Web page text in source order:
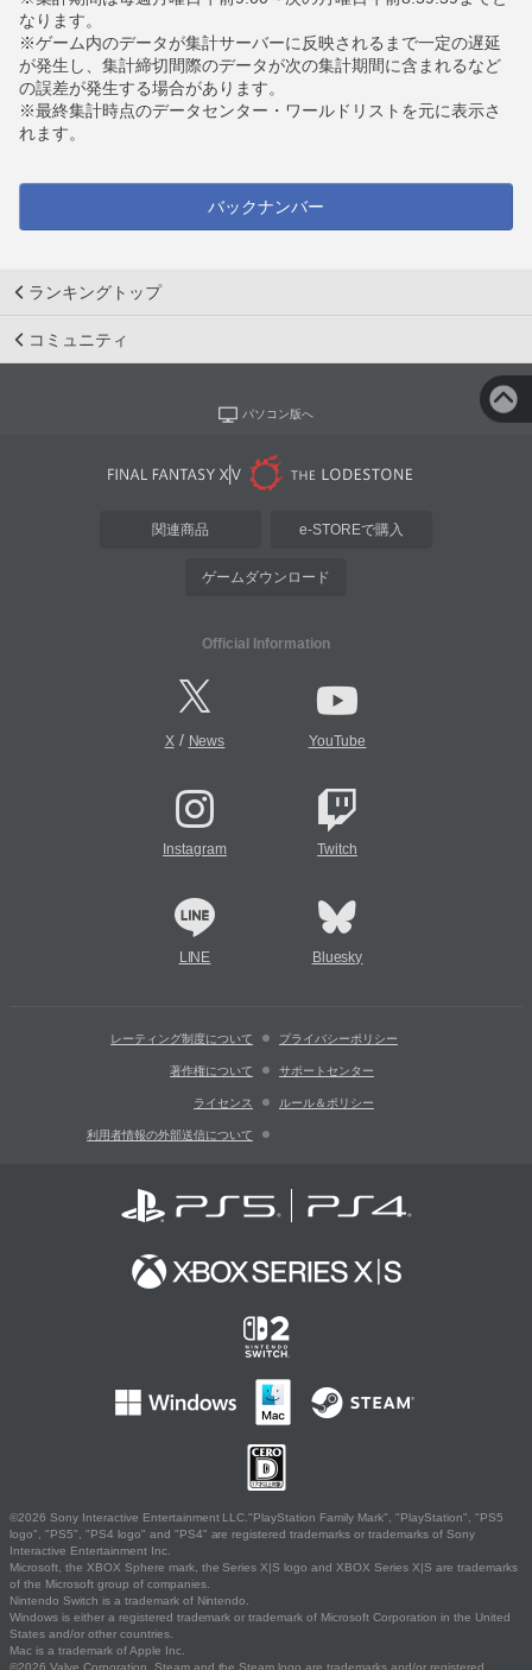
なります。
※ゲーム内のデータが集計サーバーに反映されるまで一定の遅延
が発生し、集計締切間際のデータが次の集計期間に含まれるなど
の誤差が発生する場合があります。
※最終集計時点のデータセンター・ワールドリストを元に表示さ
れます。
バックナンバー
ランキングトップ
コミュニティ
パソコン版へ
関連商品 e-STOREで購入
ゲームダウンロード
Official Information
X/ News YouTube
Instagram Twitch
LINE Bluesky
レーティング制度について プライバシーポリシー
著作権について サポートセンター
ライセンス ルール＆ポリシー
利用者情報の外部送信について
©2026 Sony Interactive Entertainment LLC."PlayStation Family Mark", "PlayStation", "PS5
logo", "PS5", "PS4 logo" and "PS4" are registered trademarks or trademarks of Sony
Interactive Entertainment Inc.
Microsoft, the XBOX Sphere mark, the Series X|S logo and XBOX Series X|S are trademarks
of the Microsoft group of companies.
Nintendo Switch is a trademark of Nintendo.
Windows is either a registered trademark or trademark of Microsoft Corporation in the United
States and/or other countries.
Mac is a trademark of Apple Inc.
©2026 Valve Corporation. Steam and the Steam logo are trademarks and/or registered